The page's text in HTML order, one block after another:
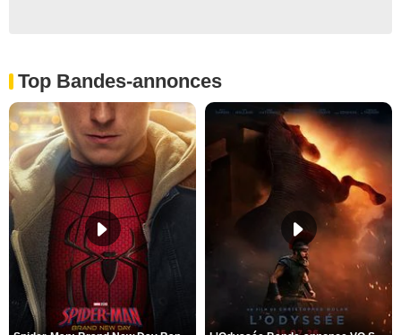
Top Bandes-annonces